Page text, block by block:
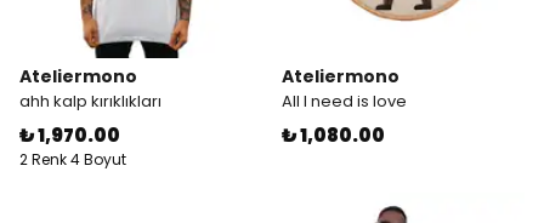
Ateliermono
ahh kalp kırıklıkları
₺ 1,970.00
2 Renk 4 Boyut
Ateliermono
All I need is love
₺ 1,080.00